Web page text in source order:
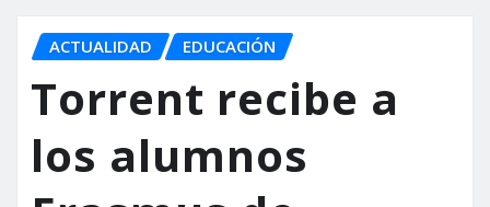
ACTUALIDAD EDUCACIÓN
Torrent recibe a
los alumnos